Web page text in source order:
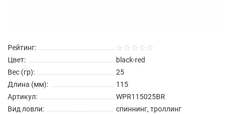
Рейтинг:
Цвет:
black-red
Вес (гр):
25
Длина (мм):
115
Артикул:
WPR115025BR
Вид ловли:
спиннинг, троллинг